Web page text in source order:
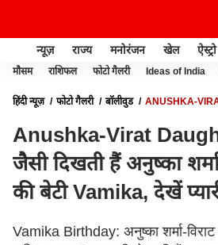
न्यूज़ राज्य मनोरंजन खेल ऐस्ट्रो
मौसम राशिफल फोटो गैलरी Ideas of India
हिंदी न्यूज़ फोटो गैलरी बॉलीवुड
ANUSHKA-
Anushka-Virat
जैसी दिखती हैं अनुष्का
की बेटी Vamika, देखें
Vamika Birthday: अनुष्का शर्मा-विराट